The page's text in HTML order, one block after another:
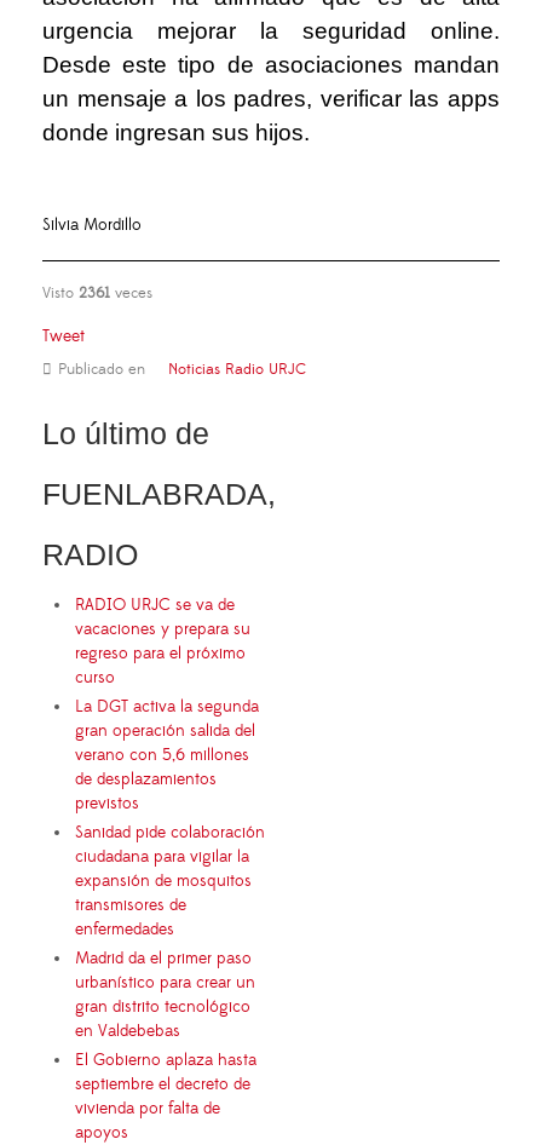
urgencia mejorar la seguridad online.
Desde este tipo de asociaciones mandan
un mensaje a los padres, verificar las apps
donde ingresan sus hijos.
Silvia Mordillo
Visto 2361 veces
Tweet
Publicado en Noticias Radio URJC
Lo último de
FUENLABRADA,
RADIO
RADIO URJC se va de
vacaciones y prepara su
regreso para el próximo
curso
La DGT activa la segunda
gran operación salida del
verano con 5,6 millones
de desplazamientos
previstos
Sanidad pide colaboración
ciudadana para vigilar la
expansión de mosquitos
transmisores de
enfermedades
Madrid da el primer paso
urbanístico para crear un
gran distrito tecnológico
en Valdebebas
El Gobierno aplaza hasta
septiembre el decreto de
vivienda por falta de
apoyos